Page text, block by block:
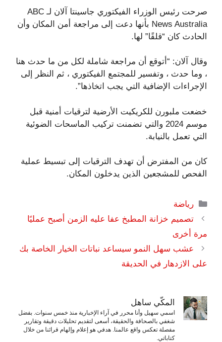
صرحت رئيس الوزراء الفيكتوري جاسينتا آلان لـ ABC
News Australia بأنها دعت إلى مراجعة أمن المكان وأن
الحادث كان “قلقًا” لها.
وقال آلان: “أتوقع أن مراجعة شاملة لكل من ما حدث هنا
، وما حدث ، وتفسير للمجتمع الفيكتوري ، ثم النظر إلى
الإجراءات الإضافية التي يجب اتخاذها”.
خضعت ملبورن للكريكيت الأرضية لترقيات أمنية قبل
موسم 2024 والتي تضمنت تركيب الماسحات الضوئية
التي تعمل بالنيابة.
كان من المفترض أن تهدف الترقيات إلى تبسيط عملية
الفحص للمشجعين الذين يدخلون المكان.
التصنيفات
رياضة
تصميم خزانة المطبخ عفا عليه الزمن أصبح عمليًا
مرة أخرى
عشب سهل النمو سيساعد نباتات الخيار الخاصة بك
على الازدهار في الحديقة
المكّي ساهل
اسمي سهيل وأنا محرر في آراء الإخبارية منذ خمس سنوات. بفضل
شغفي بالصحافة والحقيقة، أسعى لتقديم تحليلات دقيقة وتقارير
مفصلة تعكس واقع عالمنا. هدفي هو إعلام وإلهام قرائنا من خلال
كتاباتي.